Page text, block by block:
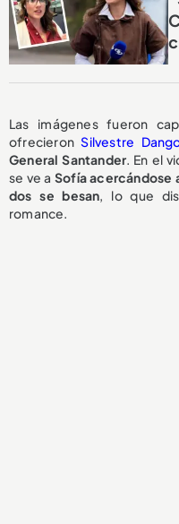
Las imágenes fueron
ofrecieronSilvestre
General Santander . En el
se ve a Sofía acercándose
dos se besan , lo que
romance.